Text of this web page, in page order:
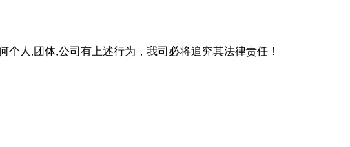
人,团体,公司有上述行为，我司必将追究其法律责任！